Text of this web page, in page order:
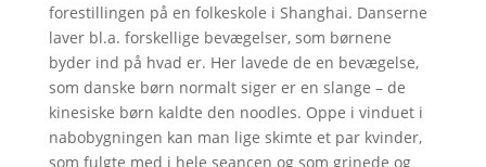
forestillingen på en folkeskole i Shanghai. Danserne
laver bl.a. forskellige bevægelser, som børnene
byder ind på hvad er. Her lavede de en bevægelse,
som danske børn normalt siger er en slange – de
kinesiske børn kaldte den noodles. Oppe i vinduet i
nabobygningen kan man lige skimte et par kvinder,
som fulgte med i hele seancen og som grinede og